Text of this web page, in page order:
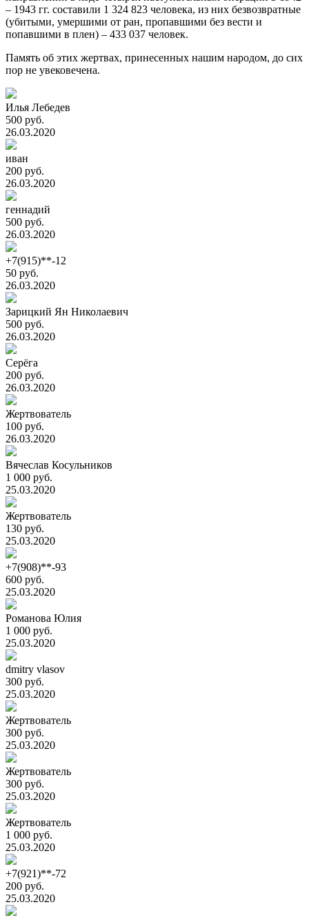
– 1943 гг. составили 1 324 823 человека, из них безвозвратные
(убитыми, умершими от ран, пропавшими без вести и
попавшими в плен) – 433 037 человек.
Память об этих жертвах, принесенных нашим народом, до сих
пор не увековечена.
Илья Лебедев
500 руб.
26.03.2020
иван
200 руб.
26.03.2020
геннадий
500 руб.
26.03.2020
+7(915)**-12
50 руб.
26.03.2020
Зарицкий Ян Николаевич
500 руб.
26.03.2020
Серёга
200 руб.
26.03.2020
Жертвователь
100 руб.
26.03.2020
Вячеслав Косульников
1 000 руб.
25.03.2020
Жертвователь
130 руб.
25.03.2020
+7(908)**-93
600 руб.
25.03.2020
Романова Юлия
1 000 руб.
25.03.2020
dmitry vlasov
300 руб.
25.03.2020
Жертвователь
300 руб.
25.03.2020
Жертвователь
300 руб.
25.03.2020
Жертвователь
1 000 руб.
25.03.2020
+7(921)**-72
200 руб.
25.03.2020